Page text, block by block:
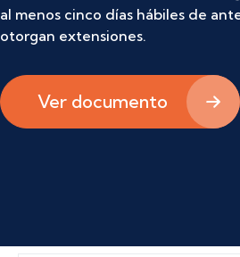
al menos cinco días hábiles de
otorgan extensiones.
Ver documento